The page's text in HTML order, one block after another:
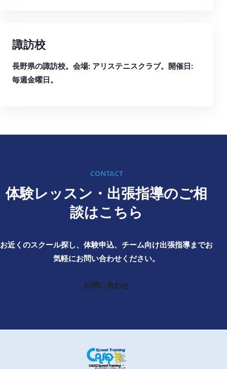
諏訪校
長野県の諏訪校。会場: アリステニスクラブ。開催日:
毎週金曜日。
CONTACT
体験レッスン・出張指導のご相
談はこちら
お近くのスクール探し、体験申込、チーム向け出張指導までお
気軽にお問い合わせください。
お問い合わせ